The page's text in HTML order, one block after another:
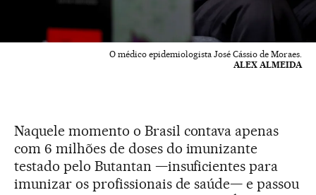
O médico epidemiologista José Cássio de Moraes.
ALEX ALMEIDA
Naquele momento o Brasil contava apenas
com 6 milhões de doses do imunizante
testado pelo Butantan —insuficientes para
imunizar os profissionais de saúde— e passou